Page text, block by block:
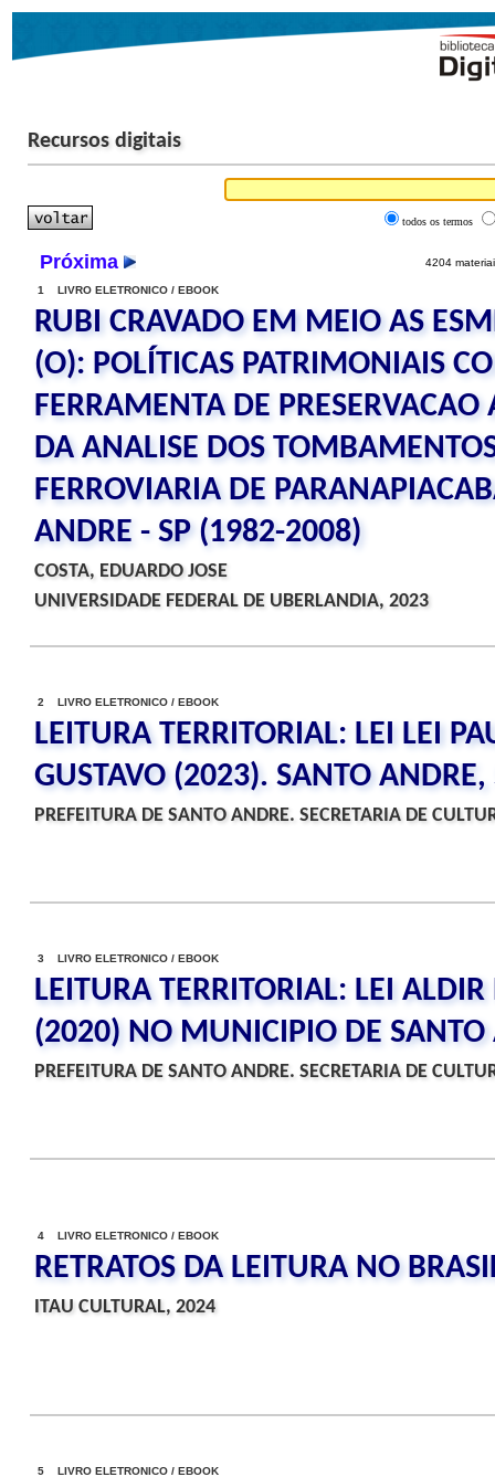
Recursos digitais
todos os termos
Próxima 4204
1 LIVRO ELETRONICO / EBOOK
RUBI CRAVADO EM MEIO AS
(O): POLÍTICAS PATRIMONIAIS
FERRAMENTA DE PRESERVACAO
DA ANALISE DOS
FERROVIARIA DE
ANDRE - SP (1982-2008)
COSTA, EDUARDO JOSE
UNIVERSIDADE FEDERAL DE UBERLANDIA, 2023
2 LIVRO ELETRONICO / EBOOK
LEITURA TERRITORIAL: LEI LEI
GUSTAVO (2023). SANTO ANDRE,
PREFEITURA DE SANTO ANDRE. SECRETARIA DE
3 LIVRO ELETRONICO / EBOOK
LEITURA TERRITORIAL: LEI ALDIR
(2020) NO MUNICIPIO DE SANTO
PREFEITURA DE SANTO ANDRE. SECRETARIA DE
4 LIVRO ELETRONICO / EBOOK
RETRATOS DA LEITURA NO
ITAU CULTURAL, 2024
5 LIVRO ELETRONICO / EBOOK